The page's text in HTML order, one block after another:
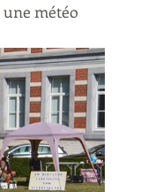
météo